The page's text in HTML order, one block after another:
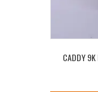
CADDY